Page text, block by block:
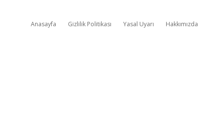
Anasayfa Gizlilik Politikası Yasal Uyarı Hakkımızda